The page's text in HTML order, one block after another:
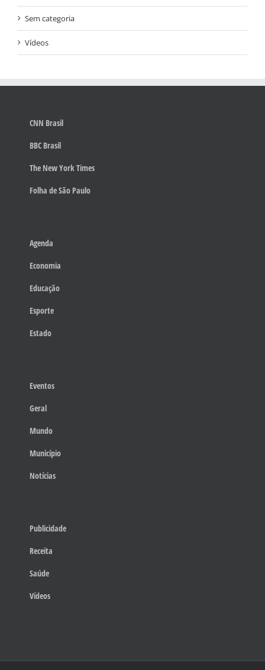
Sem categoria
Vídeos
CNN Brasil
BBC Brasil
The New York Times
Folha de São Paulo
Agenda
Economia
Educação
Esporte
Estado
Eventos
Geral
Mundo
Município
Notícias
Publicidade
Receita
Saúde
Vídeos